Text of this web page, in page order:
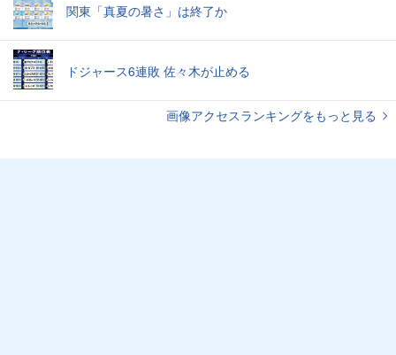
関東「真夏の暑さ」は終了か
ドジャース6連敗 佐々木が止める
画像アクセスランキングをもっと見る